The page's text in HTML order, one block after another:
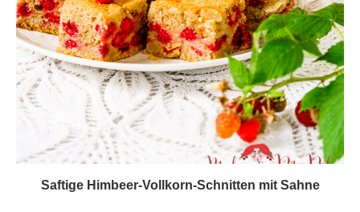
Saftige Himbeer-Vollkorn-Schnitten mit Sahne